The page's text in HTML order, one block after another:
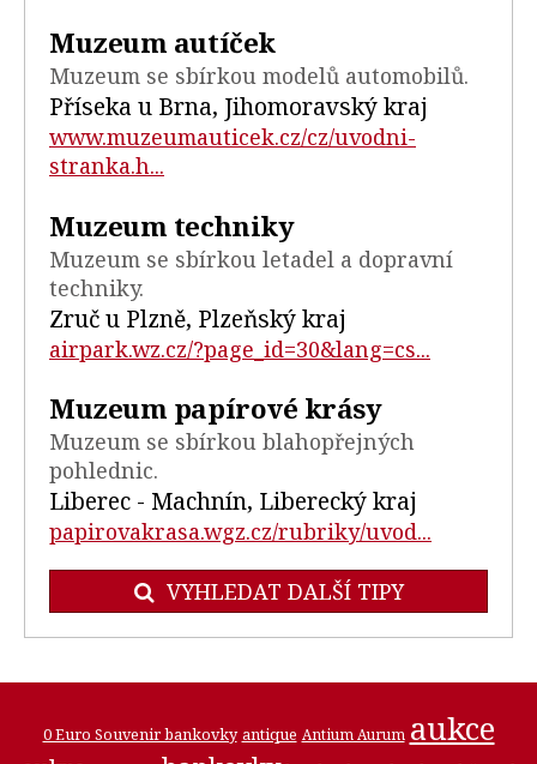
Muzeum autíček
Muzeum se sbírkou modelů automobilů.
Příseka u Brna, Jihomoravský kraj
www.muzeumauticek.cz/cz/uvodni-
stranka.h...
Muzeum techniky
Muzeum se sbírkou letadel a dopravní
techniky.
Zruč u Plzně, Plzeňský kraj
airpark.wz.cz/?page_id=30&lang=cs...
Muzeum papírové krásy
Muzeum se sbírkou blahopřejných
pohlednic.
Liberec - Machnín, Liberecký kraj
papirovakrasa.wgz.cz/rubriky/uvod...
VYHLEDAT DALŠÍ TIPY
0 Euro Souvenir bankovky antique Antium Aurum aukce